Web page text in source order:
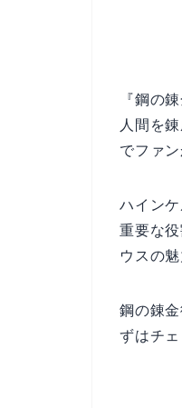
『鋼の
人間を
でファ
ハイン
重要な
ウスの
鋼の錬
ずはチ